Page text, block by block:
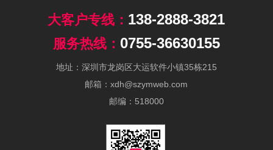
138-2888-3821
0755-36630155
地址：深圳市龙岗区大运软件小镇35栋215
邮箱：xdh@szymweb.com
邮编：518000